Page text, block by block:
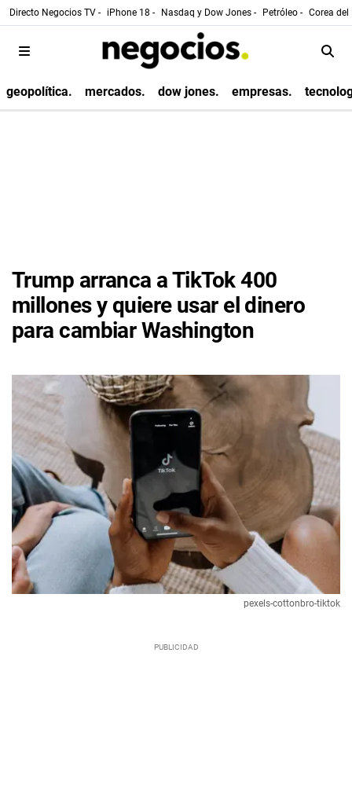
Directo Negocios TV - iPhone 18 - Nasdaq y Dow Jones - Petróleo - Corea
geopolítica. mercados. dow jones. empresas.
Trump arranca a TikTok 400
millones y quiere usar el dinero
para cambiar Washington
pexels-cottonbro-tiktok